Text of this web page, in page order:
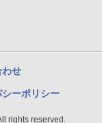
わせ
ーポリシー
rights reserved.